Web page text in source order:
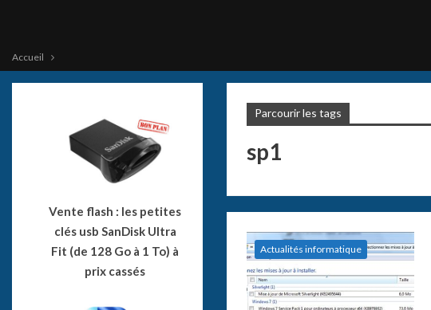
Accueil
Parcourir les tags
sp1
Actualités informatique
Vente flash : les petites
clés usb SanDisk Ultra
Fit (de 128 Go à 1 To) à
prix cassés